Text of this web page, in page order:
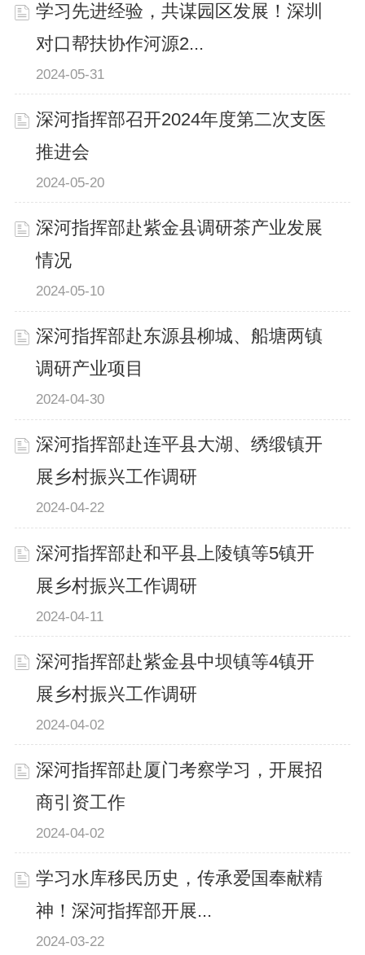
学习先进经验，共谋园区发展！深圳
对口帮扶协作河源2...
2024-05-31
深河指挥部召开2024年度第二次支医
推进会
2024-05-20
深河指挥部赴紫金县调研茶产业发展
情况
2024-05-10
深河指挥部赴东源县柳城、船塘两镇
调研产业项目
2024-04-30
深河指挥部赴连平县大湖、绣缎镇开
展乡村振兴工作调研
2024-04-22
深河指挥部赴和平县上陵镇等5镇开
展乡村振兴工作调研
2024-04-11
深河指挥部赴紫金县中坝镇等4镇开
展乡村振兴工作调研
2024-04-02
深河指挥部赴厦门考察学习，开展招
商引资工作
2024-04-02
学习水库移民历史，传承爱国奉献精
神！深河指挥部开展...
2024-03-22